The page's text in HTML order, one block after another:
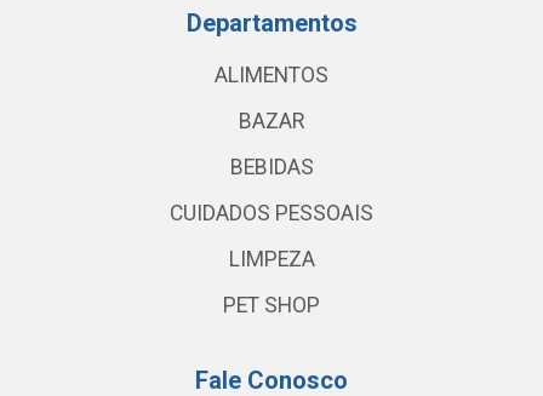
Departamentos
ALIMENTOS
BAZAR
BEBIDAS
CUIDADOS PESSOAIS
LIMPEZA
PET SHOP
Fale Conosco